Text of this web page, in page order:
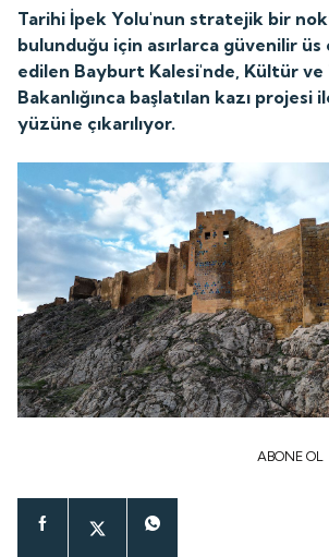
Tarihi İpek Yolu'nun stratejik bir
bulunduğu için asırlarca güvenilir
edilen Bayburt Kalesi'nde, Kültür ve
Bakanlığınca başlatılan kazı projesi
yüzüne çıkarılıyor.
ABONE OL